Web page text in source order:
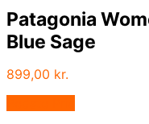
Patagonia
Blue Sage
899,00 kr.